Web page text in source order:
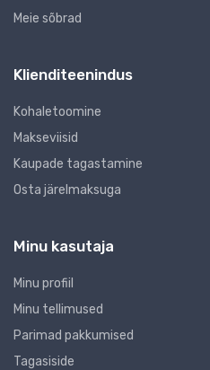
Meie sõbrad
Klienditeenindus
Kohaletoomine
Makseviisid
Kaupade tagastamine
Osta järelmaksuga
Minu kasutaja
Minu profiil
Minu tellimused
Parimad pakkumised
Tagasiside